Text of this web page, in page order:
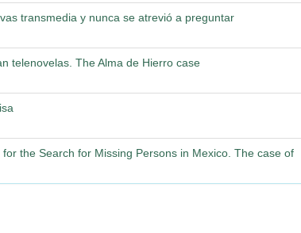
transmedia y nunca se atrevió a preguntar
telenovelas. The Alma de Hierro case
the Search for Missing Persons in Mexico. The case of